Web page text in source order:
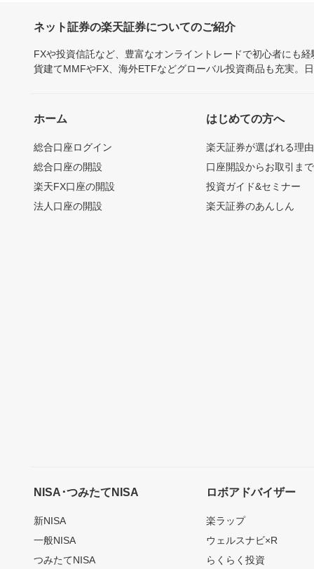
ネット証券の楽天証券についてのご紹介
FXや投資信託など、豊富なオンライントレードで初心者にも
貨建てMMFやFX、海外ETFなどグローバル投資商品も充実。
ホーム
総合口座ログイン
総合口座の開設
楽天FX口座の開設
法人口座の開設
はじめての方へ
楽天証券が選ばれる理由
口座開設からお取引ま
投資ガイド&セミナー
楽天証券のあんしん
NISA･つみたてNISA
新NISA
一般NISA
つみたてNISA
ロボアドバイザー
楽ラップ
ウェルスナビ×R
らくらく投資